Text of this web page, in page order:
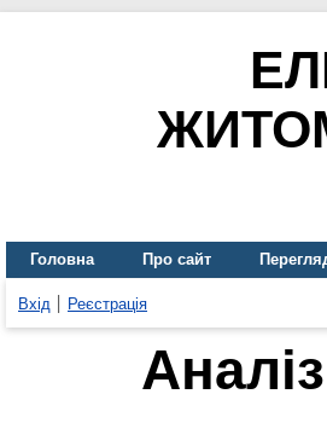
Головна Про сайт
Вхід Реєстрація